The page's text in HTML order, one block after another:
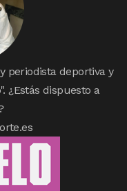
periodista deportiva y
¿Estás dispuesto a